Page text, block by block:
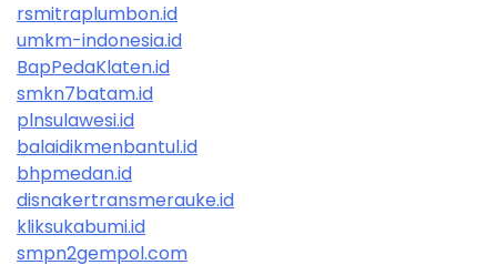
rsmitraplumbon.id
umkm-indonesia.id
BapPedaKlaten.id
smkn7batam.id
plnsulawesi.id
balaidikmenbantul.id
bhpmedan.id
disnakertransmerauke.id
kliksukabumi.id
smpn2gempol.com